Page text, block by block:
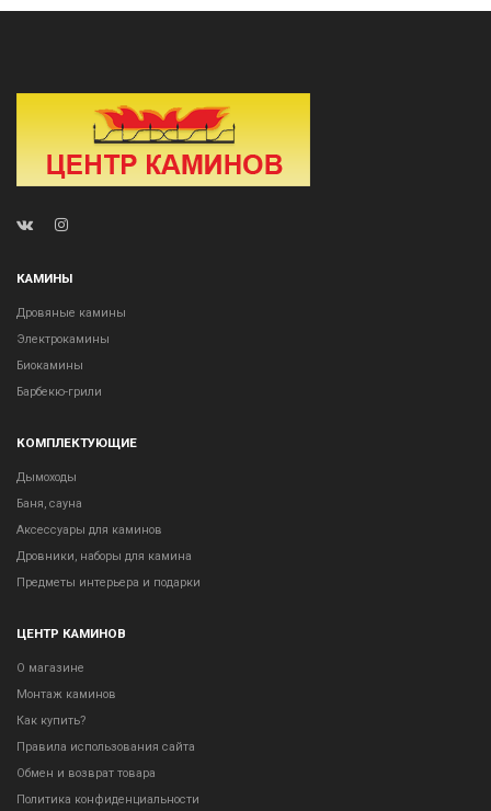
КАМИНЫ
Дровяные камины
Электрокамины
Биокамины
Барбекю-грили
КОМПЛЕКТУЮЩИЕ
Дымоходы
Баня, сауна
Аксессуары для каминов
Дровники, наборы для камина
Предметы интерьера и подарки
ЦЕНТР КАМИНОВ
О магазине
Монтаж каминов
Как купить?
Правила использования сайта
Обмен и возврат товара
Политика конфиденциальности